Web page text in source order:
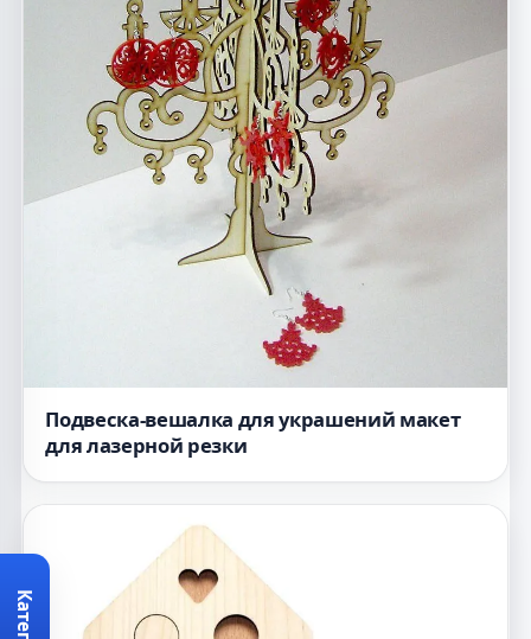
Подвеска-вешалка для украшений макет
для лазерной резки